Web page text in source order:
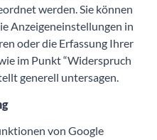
werden. Sie können
Anzeigeneinstellungen in
oder die Erfassung Ihrer
im Punkt “Widerspruch
generell untersagen.
von Google